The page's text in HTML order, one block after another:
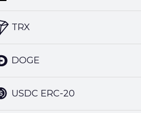
TRX
DOGE
USDC ERC-20